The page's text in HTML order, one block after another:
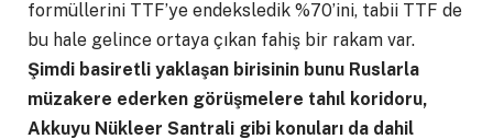
formüllerini TTF’ye endeksledik %70’ini, tabii TTF de
bu hale gelince ortaya çıkan fahiş bir rakam var.
Şimdi basiretli yaklaşan birisinin bunu Ruslarla
müzakere ederken görüşmelere tahıl koridoru,
Akkuyu Nükleer Santrali gibi konuları da dahil